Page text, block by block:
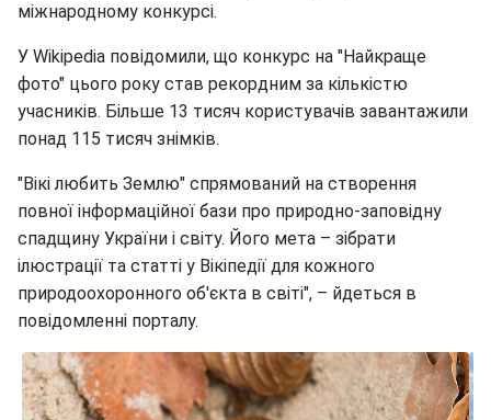
міжнародному конкурсі.
У Wikipedia повідомили, що конкурс на "Найкраще
фото" цього року став рекордним за кількістю
учасників. Більше 13 тисяч користувачів завантажили
понад 115 тисяч знімків.
"Вікі любить Землю" спрямований на створення
повної інформаційної бази про природно-заповідну
спадщину України і світу. Його мета – зібрати
ілюстрації та статті у Вікіпедії для кожного
природоохоронного об'єкта в світі", – йдеться в
повідомленні порталу.